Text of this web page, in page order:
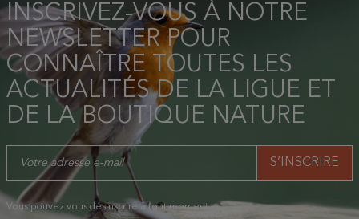
INSCRIVEZ-VOUS À NOTRE
NEWSLETTER POUR
CONNAÎTRE TOUTES LES
ACTUALITÉS DE LA LIGUE ET
DE LA BOUTIQUE NATURE
Vous pouvez vous désinscrire à tout moment.